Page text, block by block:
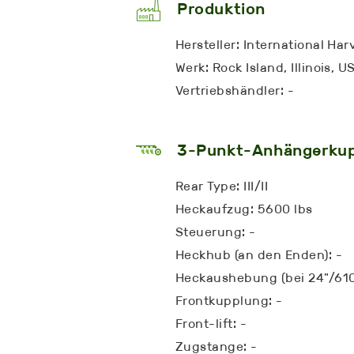
Produktion
Hersteller: International
Werk: Rock Island, Illinois,
Vertriebshändler: -
3-Punkt-
Rear Type: III/II
Heckaufzug: 5600 lbs
Steuerung: -
Heckhub (an den Enden): -
Heckaushebung (bei 24"/
Frontkupplung: -
Front-lift: -
Zugstange: -